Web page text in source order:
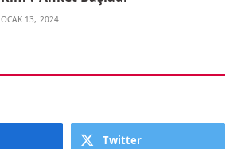
OCAK 13, 2024
Twitter